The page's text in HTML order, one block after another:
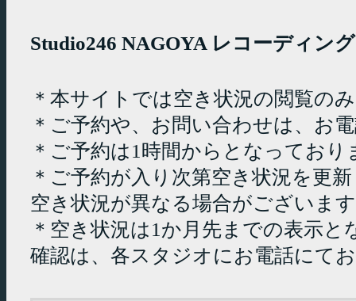
Studio246 NAGOYA レコーディン
＊本サイトでは空き状況の閲覧の
＊ご予約や、お問い合わせは、お
＊ご予約は1時間からとなっており
＊ご予約が入り次第空き状況を更
空き状況が異なる場合がございま
＊空き状況は1か月先までの表示
確認は、各スタジオにお電話にて